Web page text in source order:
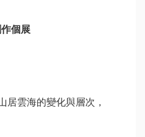
個展
居雲海的變化與層次，